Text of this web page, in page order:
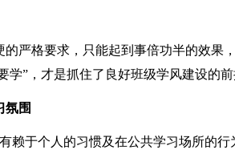
的严格要求，只能起到事倍功半的效果
学”，才是抓住了良好班级学风建设的前
氛围
赖于个人的习惯及在公共学习场所的